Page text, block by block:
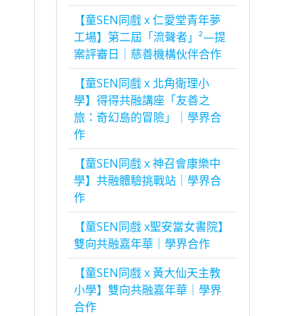
【童SEN同戲 x 仁愛堂青年夢
工場】第二屆「流聲者」²—提
案評審日｜慈善機構伙伴合作
【童SEN同戲 x 北角衛理小
學】得得共融講座「友善之
旅：奇幻島的冒險」｜學界合
作
【童SEN同戲 x 神召會康樂中
學】共融體驗挑戰站｜學界合
作
【童SEN同戲 x聖安當女書院】
雙向共融嘉年華｜學界合作
【童SEN同戲 x 黃大仙天主教
小學】雙向共融嘉年華｜學界
合作